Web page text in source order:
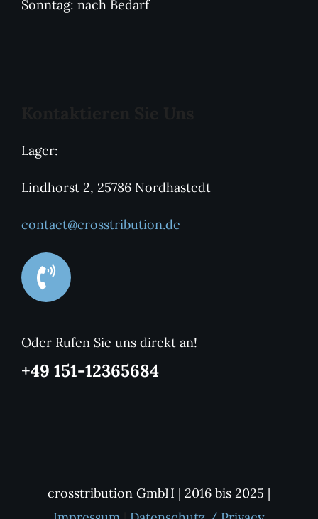
Sonntag: nach Bedarf
Lager:
Lindhorst 2, 25786 Nordhastedt
contact@crosstribution.de
Oder Rufen Sie uns direkt an!
+49 151-12365684
crosstribution GmbH | 2016 bis 2025 |